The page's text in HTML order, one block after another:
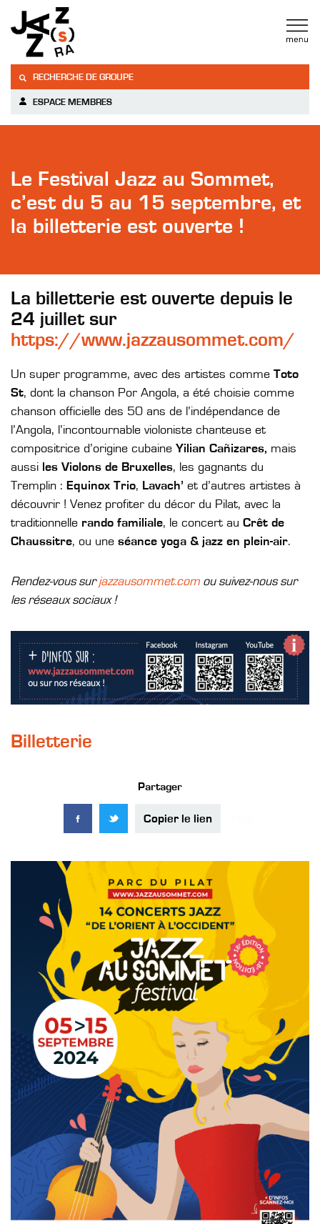
RECHERCHE DE GROUPE
ESPACE MEMBRES
Le Festival Jazz au Sommet,
c’est du 5 au 15 septembre, et
la billetterie est ouverte !
La billetterie est ouverte depuis le
24 juillet sur
https://www.jazzausommet.com/
Un super programme, avec des artistes comme Toto
St, dont la chanson Por Angola, a été choisie comme
chanson officielle des 50 ans de l’indépendance de
l’Angola, l’incontournable violoniste chanteuse et
compositrice d’origine cubaine Yilian Cañizares, mais
aussi les Violons de Bruxelles, les gagnants du
Tremplin : Equinox Trio, Lavach’ et d’autres artistes à
découvrir ! Venez profiter du décor du Pilat, avec la
traditionnelle rando familiale, le concert au Crêt de
Chaussitre, ou une séance yoga & jazz en plein-air.
Rendez-vous surjazzausommet.com ou suivez-nous sur
les réseaux sociaux !
Billetterie
Partager
Copier le lien